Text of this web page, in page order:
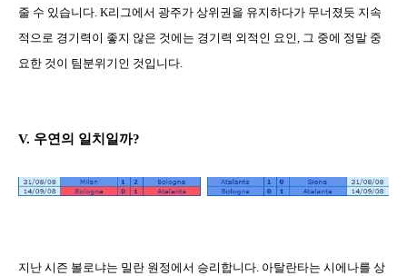
줄 수 있습니다. K리그에서 광주가 상위권을 유지하다가 무너졌듯 지속
적으로 경기력이 좋지 않은 것에는 경기력 외적인 요인, 그 중에 정말 중
요한 것이 팀분위기인 것입니다.
V. 우연의 일치일까?
지난 시즌 볼로냐는 밀란 원정에서 승리합니다. 아탈란타는 시에나를 상